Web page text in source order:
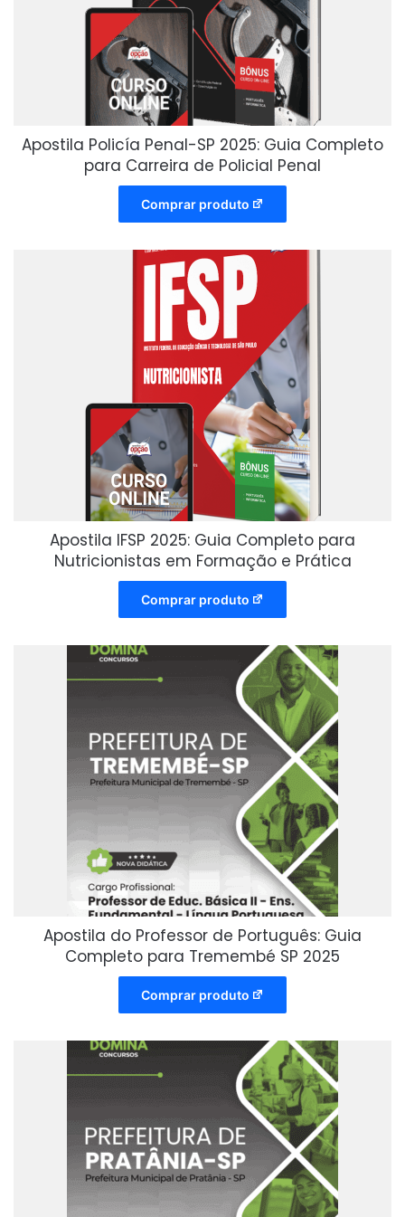
Apostila Policía Penal-SP 2025: Guia Completo
para Carreira de Policial Penal
Comprar produto
Apostila IFSP 2025: Guia Completo para
Nutricionistas em Formação e Prática
Comprar produto
Apostila do Professor de Português: Guia
Completo para Tremembé SP 2025
Comprar produto